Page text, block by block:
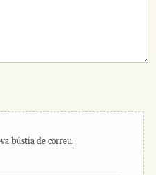
bústia de correu.